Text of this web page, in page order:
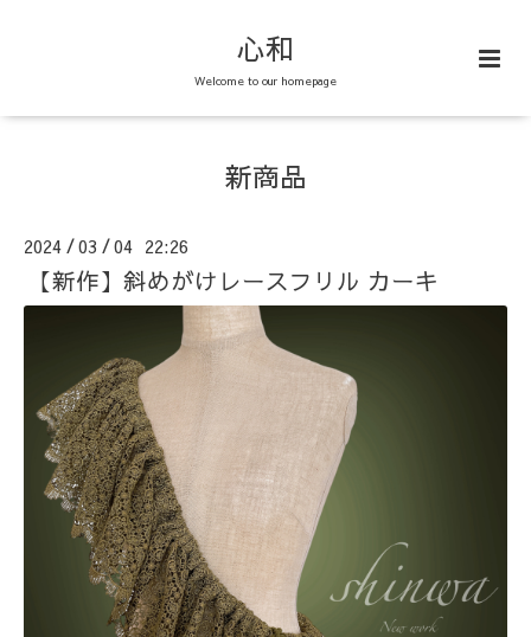
心和
Welcome to our homepage
新商品
2024 /03 /04 22:26
【新作】斜めがけレースフリル カーキ